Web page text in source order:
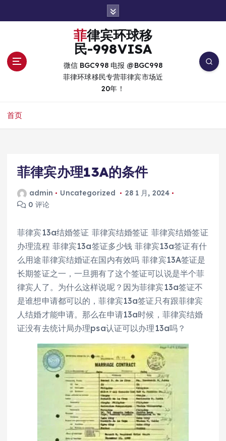
菲律宾环球移
民-998VISA
微信 BGC998 电报 @BGC998
菲律环球移民专营菲律宾市场近
20年！
首页
菲律宾办理13A的条件
admin Uncategorized
28 1 月, 2024
0 评论
菲律宾13a结婚签证 菲律宾结婚签证 菲律宾结婚签证
办理流程 菲律宾13a签证多少钱 菲律宾13a签证有什
么用途菲律宾结婚证在国内有效吗 菲律宾13A签证是
长期签证之一，一旦拥有了这个签证可以说是半个菲
律宾人了。为什么这样说呢？因为菲律宾13a签证不
是谁想申请都可以的，菲律宾13a签证只有跟菲律宾
人结婚才能申请。那么在申请13a时候，菲律宾结婚
证没有去统计局办理psa认证可以办理13a吗？